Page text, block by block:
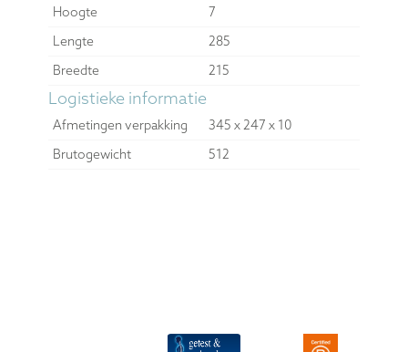
Hoogte
7
Lengte
285
Breedte
215
Logistieke informatie
Afmetingen verpakking
345 x 247 x 10
Brutogewicht
512